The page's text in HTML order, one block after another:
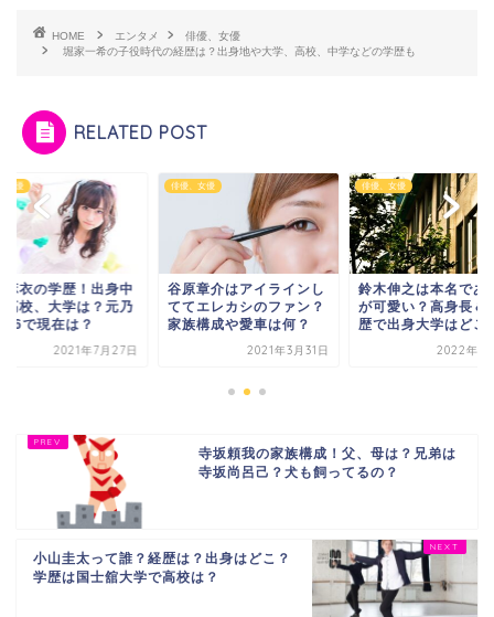
HOME エンタメ
俳優、女優
堀家一希の子役時代の経歴は？出身地や大学、高校、中学などの学歴も
RELATED POST
女優
麻衣の学歴！出身中
高校、大学は？元乃
46で現在は？
2021年7月27日
俳優、女優
谷原章介はアイラインし
ててエレカシのファン？
家族構成や愛車は何？
2021年3月31日
俳優、女優
鈴木伸之は本名であ
が可愛い？高身長＆
歴で出身大学はどこ
2022年1
寺坂頼我の家族構成！父、母は？兄弟は
寺坂尚呂己？犬も飼ってるの？
小山圭太って誰？経歴は？出身はどこ？
学歴は国士舘大学で高校は？